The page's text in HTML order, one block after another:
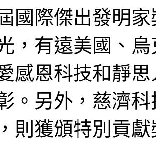
國際傑出發明
，有遠美國、
感恩科技和靜
。另外，慈濟
則獲頒特別貢